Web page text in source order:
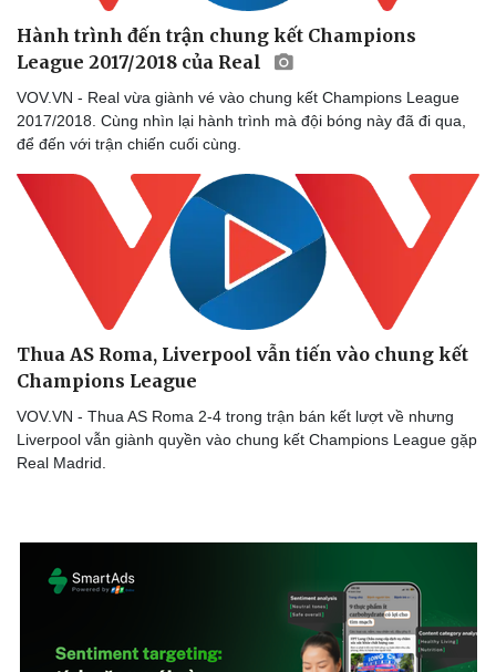
Hành trình đến trận chung kết Champions
League 2017/2018 của Real
VOV.VN - Real vừa giành vé vào chung kết Champions League
2017/2018. Cùng nhìn lại hành trình mà đội bóng này đã đi qua,
để đến với trận chiến cuối cùng.
Thua AS Roma, Liverpool vẫn tiến vào chung kết
Champions League
VOV.VN - Thua AS Roma 2-4 trong trận bán kết lượt về nhưng
Liverpool vẫn giành quyền vào chung kết Champions League gặp
Real Madrid.